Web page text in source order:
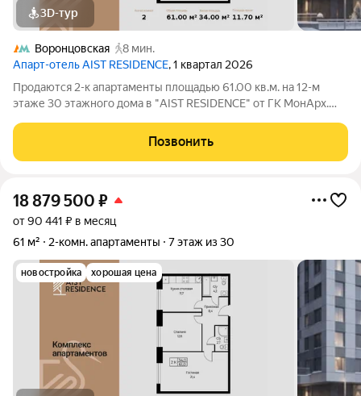
3D-тур
Воронцовская
8 мин.
Апарт-отель AIST RESIDENCE, 1 квартал 2026
Продаются 2-к апартаменты площадью 61.00 кв.м. на 12-м
этаже 30 этажного дома в "AIST RESIDENCE" от ГК МонАрх.
стремится к гармонии между динамичной городской жизнью и
отдыхом на природе.
Позвонить
18 879 500 ₽
от 90 441 ₽ в месяц
61 м²
2-комн. апартаменты 7 этаж из 30
новостройка хорошая цена